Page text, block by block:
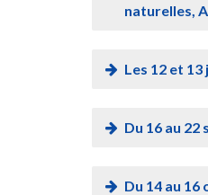
naturelles,
Les 12 et
Du 16 au
Du 14 au 16